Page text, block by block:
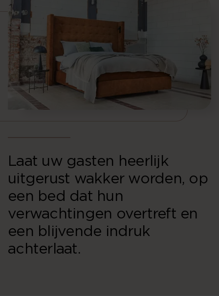
Laat uw gasten heerlijk
uitgerust wakker worden, op
een bed dat hun
verwachtingen overtreft en
een blijvende indruk
achterlaat.